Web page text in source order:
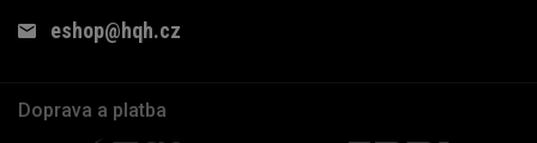
eshop@hqh.cz
Doprava a platba